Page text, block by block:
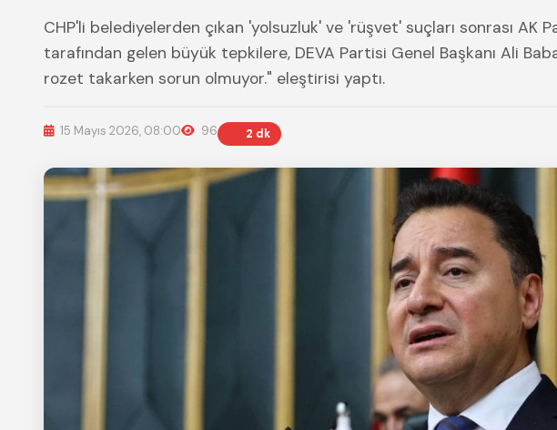
CHP'li belediyelerden çıkan 'yolsuzluk' ve 'rüşvet' suçları sonrası AK
tarafından gelen büyük tepkilere, DEVA Partisi Genel Başkanı Ali
rozet takarken sorun olmuyor." eleştirisi yaptı.
15 Mayıs 2026, 08:00 96 2 dk